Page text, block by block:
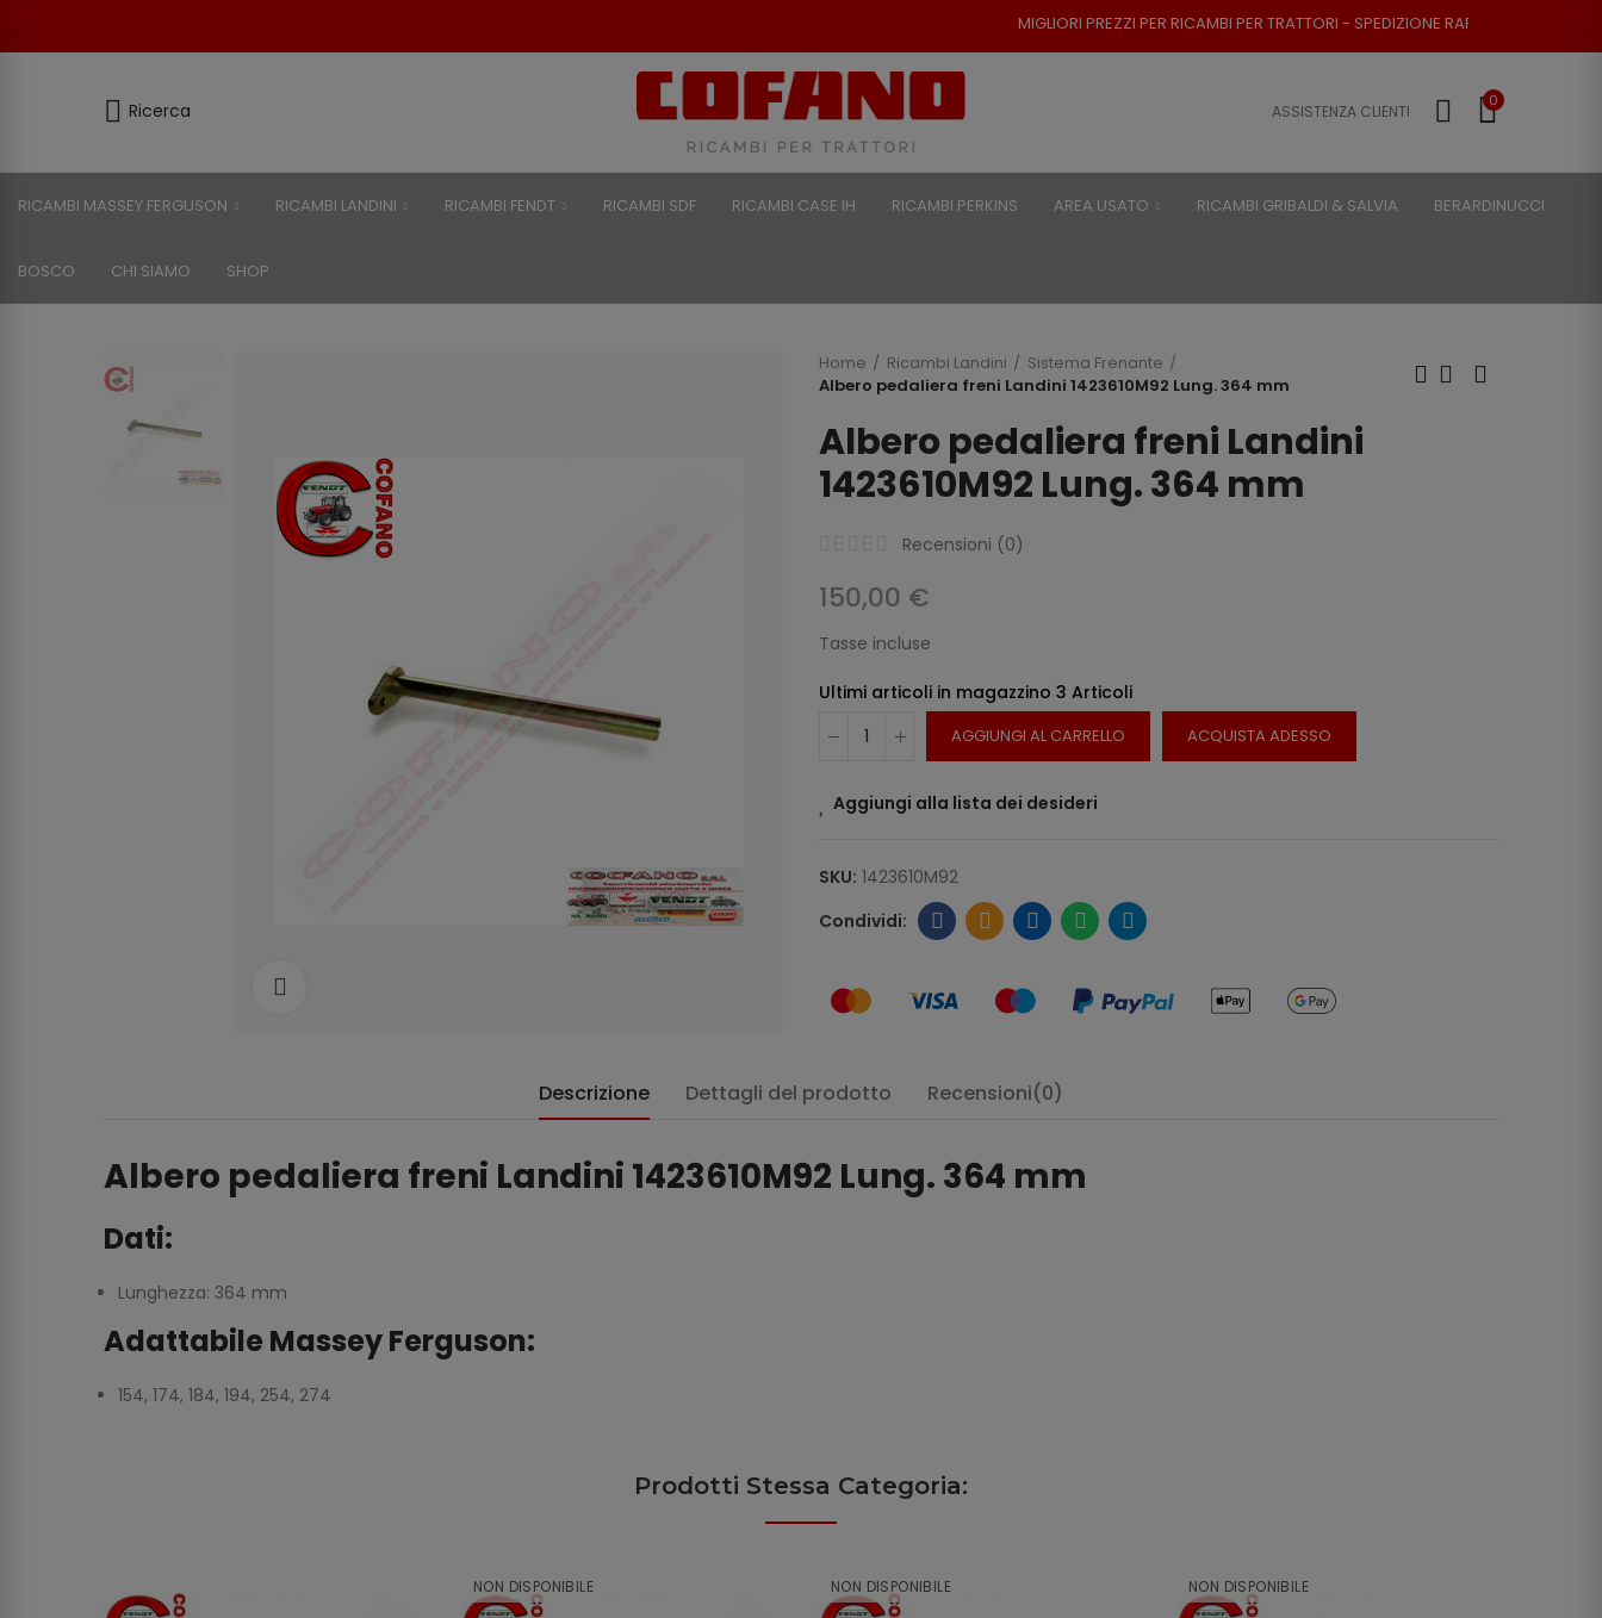
MIGLIORI PREZZI PER RICAMBI PER TRATTORI - SPEDIZIONE RAPIDA - RESO POSSIBILE
Ricerca ASSISTENZA CLIENTI
0
RICAMBI MASSEY FERGUSON RICAMBI LANDINI RICAMBI FENDT RICAMBI SDF RICAMBI CASE IH RICAMBI PERKINS AREA USATO RICAMBI GRIBALDI & SALVIA BERARDINUCCI
BOSCO CHI SIAMO SHOP
Home Ricambi Landini
Sistema Frenante
Albero pedaliera freni Landini 1423610M92 Lung. 364 mm
Albero pedaliera freni Landini
1423610M92 Lung. 364 mm
Recensioni (0)
150,00 €
Tasse incluse
Ultimi articoli in magazzino 3 Articoli
AGGIUNGI AL CARRELLO ACQUISTA ADESSO
Aggiungi alla lista dei desideri
SKU: 1423610M92
Descrizione Dettagli del prodotto Recensioni(0)
Albero pedaliera freni Landini 1423610M92 Lung. 364 mm
Dati:
Lunghezza: 364 mm
Adattabile Massey Ferguson:
154, 174, 184, 194, 254, 274
Prodotti Stessa Categoria:
NON DISPONIBILE NON DISPONIBILE NON DISPONIBILE